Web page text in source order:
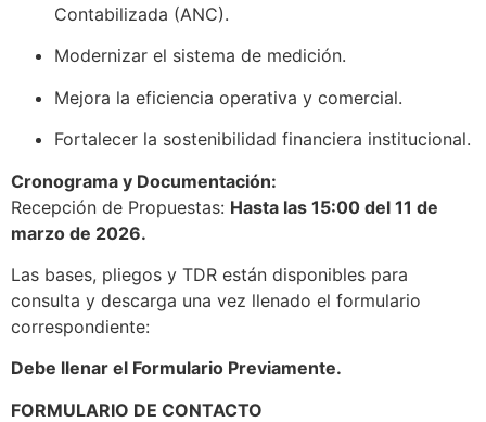
Contabilizada (ANC).
Modernizar el sistema de medición.
Mejora la eficiencia operativa y comercial.
Fortalecer la sostenibilidad financiera institucional.
Cronograma y Documentación:
Recepción de Propuestas: Hasta las 15:00 del 11 de
marzo de 2026.
Las bases, pliegos y TDR están disponibles para
consulta y descarga una vez llenado el formulario
correspondiente:
Debe llenar el Formulario Previamente.
FORMULARIO DE CONTACTO